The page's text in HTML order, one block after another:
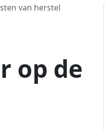
van herstel
op de